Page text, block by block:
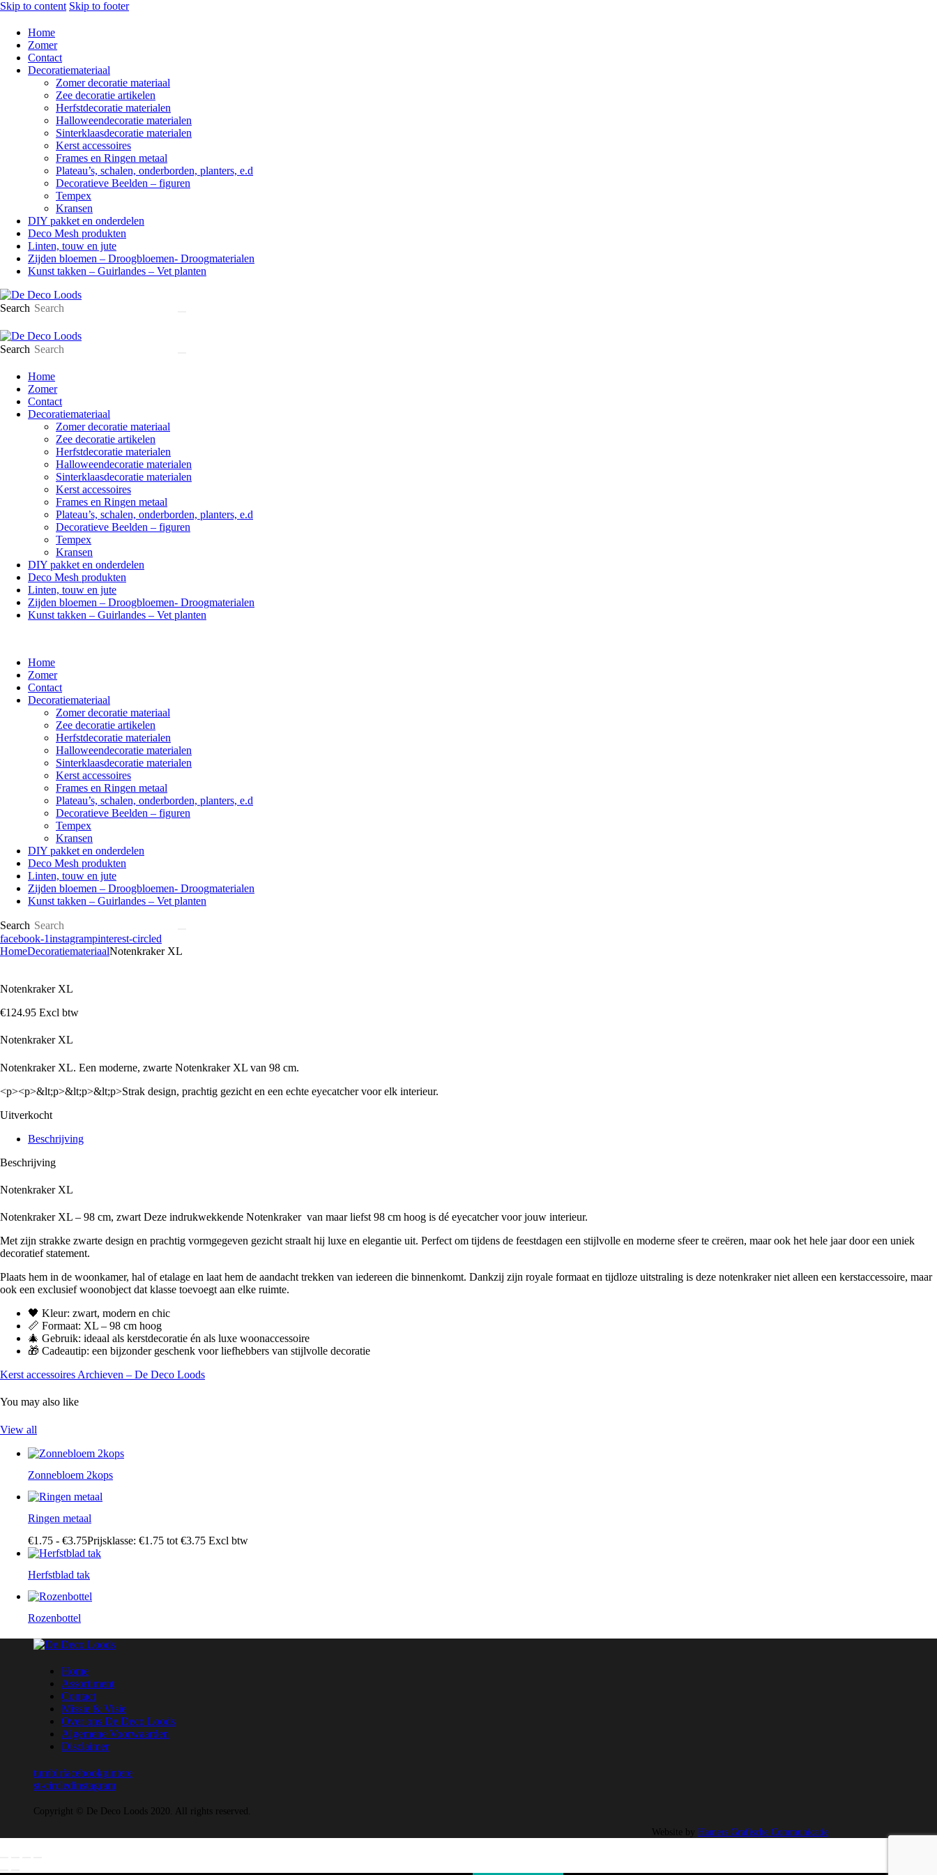
Skip to content Skip to footer
Home
Zomer
Contact
Decoratiemateriaal
Zomer decoratie materiaal
Zee decoratie artikelen
Herfstdecoratie materialen
Halloweendecoratie materialen
Sinterklaasdecoratie materialen
Kerst accessoires
Frames en Ringen metaal
Plateau’s, schalen, onderborden, planters, e.d
Decoratieve Beelden – figuren
Tempex
Kransen
DIY pakket en onderdelen
Deco Mesh produkten
Linten, touw en jute
Zijden bloemen – Droogbloemen- Droogmaterialen
Kunst takken – Guirlandes – Vet planten
Search
Search
Home
Zomer
Contact
Decoratiemateriaal
Zomer decoratie materiaal
Zee decoratie artikelen
Herfstdecoratie materialen
Halloweendecoratie materialen
Sinterklaasdecoratie materialen
Kerst accessoires
Frames en Ringen metaal
Plateau’s, schalen, onderborden, planters, e.d
Decoratieve Beelden – figuren
Tempex
Kransen
DIY pakket en onderdelen
Deco Mesh produkten
Linten, touw en jute
Zijden bloemen – Droogbloemen- Droogmaterialen
Kunst takken – Guirlandes – Vet planten
Home
Zomer
Contact
Decoratiemateriaal
Zomer decoratie materiaal
Zee decoratie artikelen
Herfstdecoratie materialen
Halloweendecoratie materialen
Sinterklaasdecoratie materialen
Kerst accessoires
Frames en Ringen metaal
Plateau’s, schalen, onderborden, planters, e.d
Decoratieve Beelden – figuren
Tempex
Kransen
DIY pakket en onderdelen
Deco Mesh produkten
Linten, touw en jute
Zijden bloemen – Droogbloemen- Droogmaterialen
Kunst takken – Guirlandes – Vet planten
Search
facebook-1instagrampinterest-circled
HomeDecoratiemateriaalNotenkraker XL
Notenkraker XL
€124.95 Excl btw
Notenkraker XL
Notenkraker XL. Een moderne, zwarte Notenkraker XL van 98 cm.
<p><p>&lt;p>&lt;p>&lt;p>Strak design, prachtig gezicht en een echte eyecatcher voor elk interieur.
Uitverkocht
Beschrijving
Beschrijving
Notenkraker XL
Notenkraker XL – 98 cm, zwart Deze indrukwekkende Notenkraker van maar liefst 98 cm hoog is dé eyecatcher voor jouw interieur.
Met zijn strakke zwarte design en prachtig vormgegeven gezicht straalt hij luxe en elegantie uit. Perfect om tijdens de feestdagen een stijlvolle en moderne sfeer te creëren, maar ook het hele jaar door een uniek
decoratief statement.
Plaats hem in de woonkamer, hal of etalage en laat hem de aandacht trekken van iedereen die binnenkomt. Dankzij zijn royale formaat en tijdloze uitstraling is deze notenkraker niet alleen een kerstaccessoire, maar
ook een exclusief woonobject dat klasse toevoegt aan elke ruimte.
🖤 Kleur: zwart, modern en chic
📏 Formaat: XL – 98 cm hoog
🎄 Gebruik: ideaal als kerstdecoratie én als luxe woonaccessoire
🎁 Cadeautip: een bijzonder geschenk voor liefhebbers van stijlvolle decoratie
Kerst accessoires Archieven – De Deco Loods
You may also like
View all
Zonnebloem 2kops
Ringen metaal
€1 .75 - €3.75Prijsklasse: €1 .75 tot €3.75 Excl btw
Herfstblad tak
Rozenbottel
Home
Assortiment
Contact
Missie & Visie
Over ons De Deco Loods
Algemene Voorwaarden
Disclaimer
tumblrfacebookpintere
st-circledinstagram
Copyright © De Deco Loods 2020. All rights reserved.
Website by Hamers Grafische Communicatie